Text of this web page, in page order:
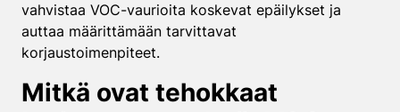
vahvistaa VOC-vaurioita koskevat epäilykset ja
auttaa määrittämään tarvittavat
korjaustoimenpiteet.
Mitkä ovat tehokkaat